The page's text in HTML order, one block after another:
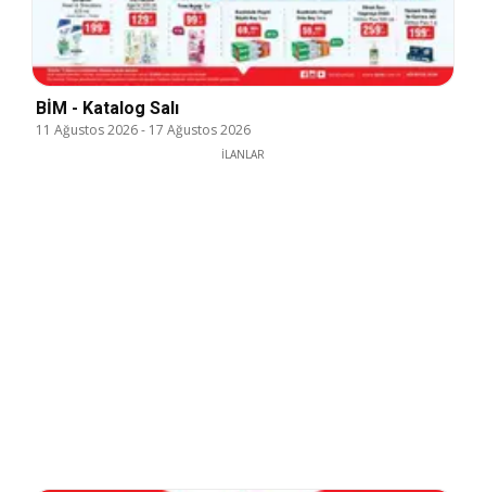
BİM - Katalog Salı
11 Ağustos 2026- 17 Ağustos 2026
İLANLAR